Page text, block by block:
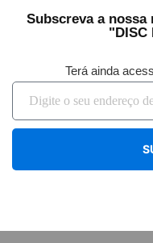
Subscreva a nossa
"DISC
Terá ainda